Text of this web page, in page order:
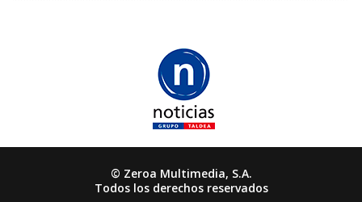
© Zeroa Multimedia, S.A.
Todos los derechos reservados